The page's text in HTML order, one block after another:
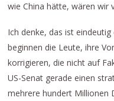
wie China hätte, wären wir
Ich denke, das ist
beginnen die Leute, ihre
korrigieren, die nicht auf
US-Senat gerade einen
mehrere hundert Millionen